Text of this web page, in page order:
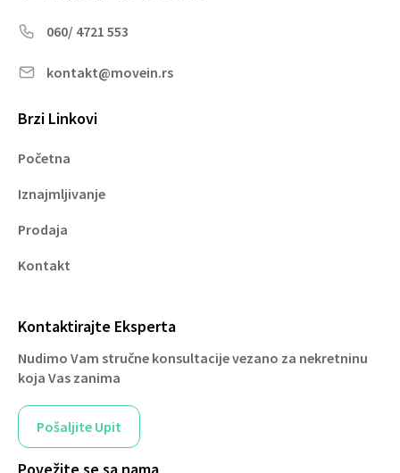
060/ 4721 553
kontakt@movein.rs
Brzi Linkovi
Početna
Iznajmljivanje
Prodaja
Kontakt
Kontaktirajte Eksperta
Nudimo Vam stručne konsultacije vezano za nekretninu
koja Vas zanima
Pošaljite Upit